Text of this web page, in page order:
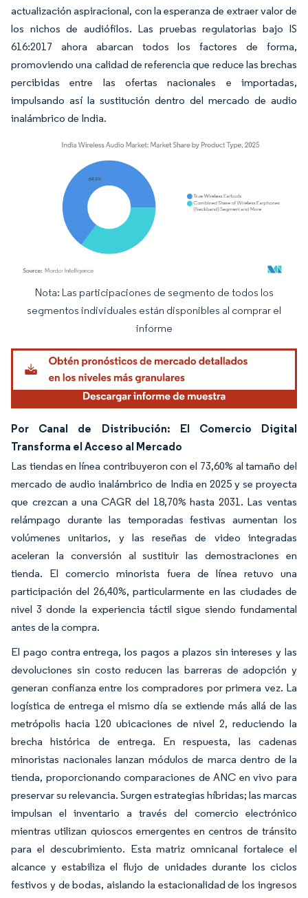
actualización aspiracional, con la esperanza de extraer valor de
los nichos de audiófilos. Las pruebas regulatorias bajo IS
616:2017 ahora abarcan todos los factores de forma,
promoviendo una calidad de referencia que reduce las brechas
percibidas entre las ofertas nacionales e importadas,
impulsando así la sustitución dentro del mercado de audio
inalámbrico de India.
Imagen © Mordor Intelligence. El uso requiere atribución según CC BY 4.0.
Nota: Las participaciones de segmento de todos los
segmentos individuales están disponibles al comprar el
informe
Por Canal de Distribución: El Comercio Digital
Transforma el Acceso al Mercado
Las tiendas en línea contribuyeron con el 73,60% al tamaño del
mercado de audio inalámbrico de India en 2025 y se proyecta
que crezcan a una CAGR del 18,70% hasta 2031. Las ventas
relámpago durante las temporadas festivas aumentan los
volúmenes unitarios, y las reseñas de video integradas
aceleran la conversión al sustituir las demostraciones en
tienda. El comercio minorista fuera de línea retuvo una
participación del 26,40%, particularmente en las ciudades de
nivel 3 donde la experiencia táctil sigue siendo fundamental
antes de la compra.
El pago contra entrega, los pagos a plazos sin intereses y las
devoluciones sin costo reducen las barreras de adopción y
generan confianza entre los compradores por primera vez. La
logística de entrega el mismo día se extiende más allá de las
metrópolis hacia 120 ubicaciones de nivel 2, reduciendo la
brecha histórica de entrega. En respuesta, las cadenas
minoristas nacionales lanzan módulos de marca dentro de la
tienda, proporcionando comparaciones de ANC en vivo para
preservar su relevancia. Surgen estrategias híbridas; las marcas
impulsan el inventario a través del comercio electrónico
mientras utilizan quioscos emergentes en centros de tránsito
para el descubrimiento. Esta matriz omnicanal fortalece el
alcance y estabiliza el flujo de unidades durante los ciclos
festivos y de bodas, aislando la estacionalidad de los ingresos